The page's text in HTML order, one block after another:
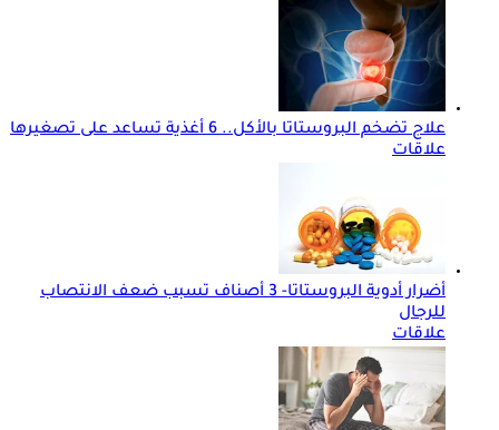
علاج تضخم البروستاتا بالأكل.. 6 أغذية تساعد على تصغيرها
علاقات
أضرار أدوية البروستاتا- 3 أصناف تسبب ضعف الانتصاب
للرجال
علاقات